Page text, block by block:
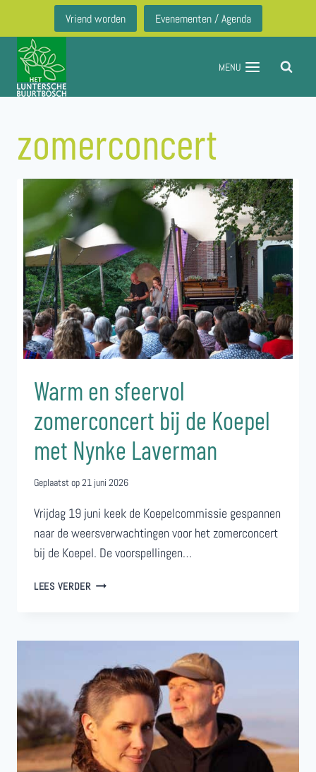
inhoud
Vriend worden Evenementen / Agenda
MENU
zomerconcert
Warm en sfeervol
zomerconcert bij de Koepel
met Nynke Laverman
Geplaatst op21 juni 2026
Vrijdag 19 juni keek de Koepelcommissie gespannen
naar de weersverwachtingen voor het zomerconcert
bij de Koepel. De voorspellingen…
LEES VERDERWARM
KOEPEL
MET
NYNKE
LAVERMAN